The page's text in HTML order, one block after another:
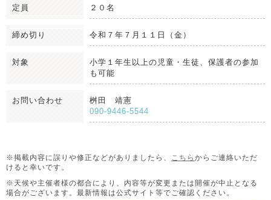
定員 ２０名
締め切り 令和７年７月１１日（金）
対象
小学１年生以上の児童・生徒、保護者の参加
も可能
お問い合わせ
桝田 靖憲
090-9446-5544
※掲載内容に誤りや修正などがありましたら、 こちら からご連絡いただ
けると幸いです。
※天候や主催者様の都合により、内容等が変更または開催が中止となる
場合がございます。 最新情報は公式サイト等でご確認ください。